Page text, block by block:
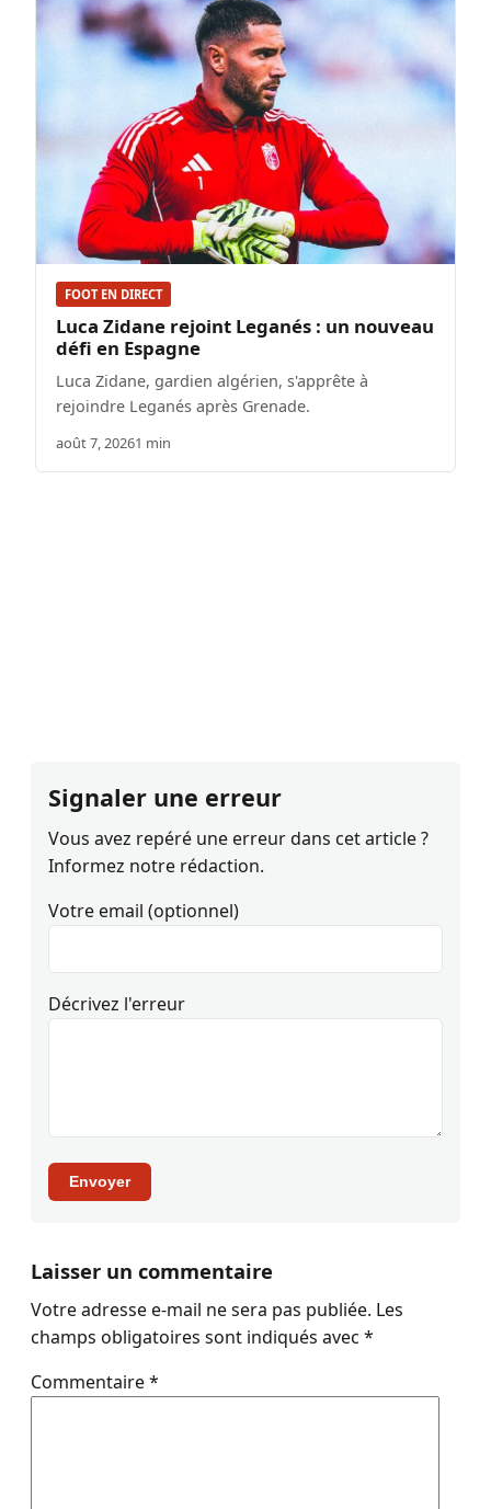
FOOT EN DIRECT
Luca Zidane rejoint Leganés : un nouveau
défi en Espagne
Luca Zidane, gardien algérien, s'apprête à
rejoindre Leganés après Grenade.
août 7, 20261 min
Signaler une erreur
Vous avez repéré une erreur dans cet article ?
Informez notre rédaction.
Votre email (optionnel)
Décrivez l'erreur
Envoyer
Laisser un commentaire
Votre adresse e-mail ne sera pas publiée. Les
champs obligatoires sont indiqués avec *
Commentaire*